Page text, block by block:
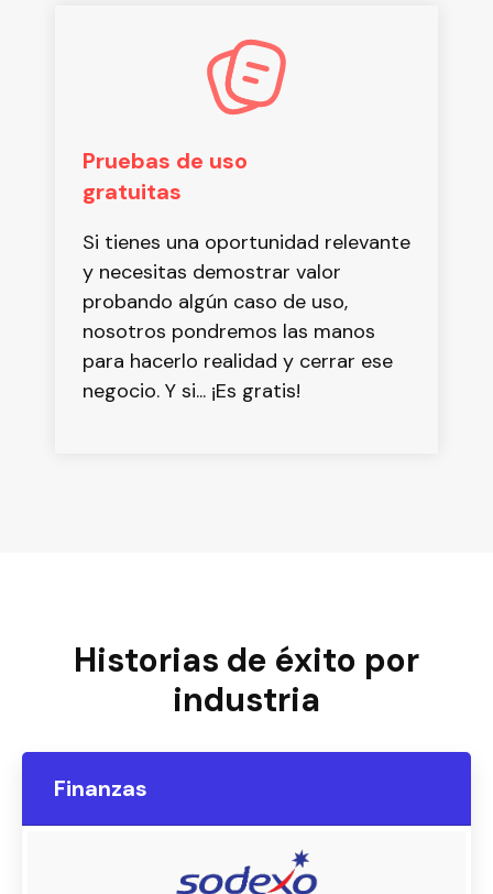
Pruebas de uso
gratuitas
Si tienes una oportunidad relevante
y necesitas demostrar valor
probando algún caso de uso,
nosotros pondremos las manos
para hacerlo realidad y cerrar ese
negocio. Y si... ¡Es gratis!
Historias de éxito por
industria
Finanzas